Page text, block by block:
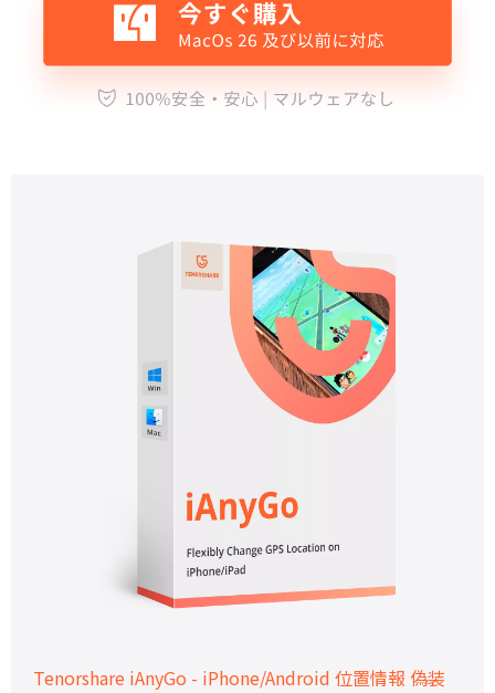
Tenorshare iAnyGo - iPhone/Android 位置情報 偽装